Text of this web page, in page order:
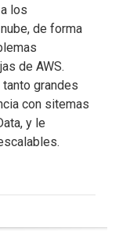
los
de forma
de AWS.
grandes
con sitemas
y le